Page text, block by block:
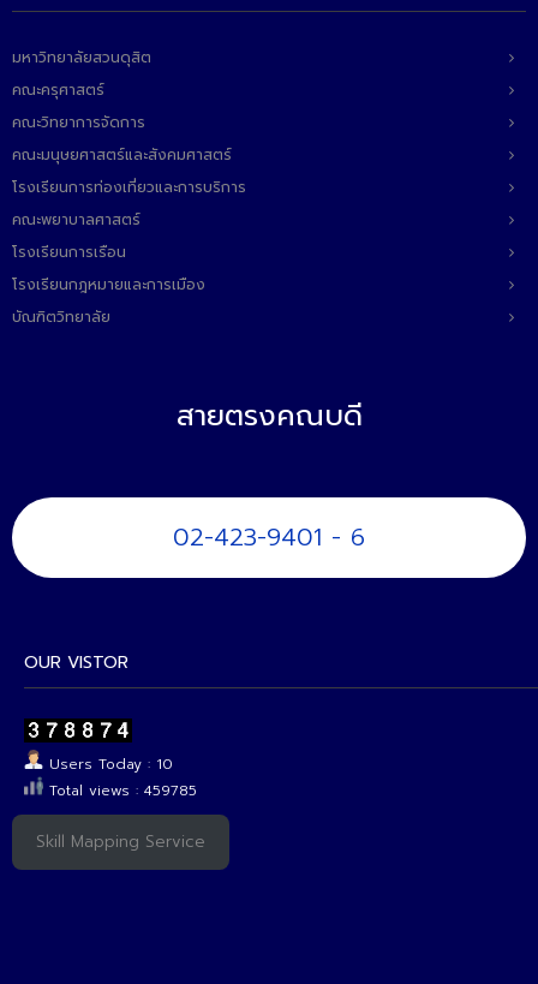
มหาวิทยาลัยสวนดุสิต
คณะครุศาสตร์
คณะวิทยาการจัดการ
คณะมนุษยศาสตร์และสังคมศาสตร์
โรงเรียนการท่องเที่ยวและการบริการ
คณะพยาบาลศาสตร์
โรงเรียนการเรือน
โรงเรียนกฎหมายและการเมือง
บัณฑิตวิทยาลัย
สายตรงคณบดี
02-423-9401 - 6
OUR VISTOR
Users Today : 10
Total views : 459785
Skill Mapping Service